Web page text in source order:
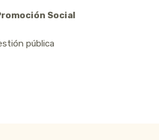
Social
pública